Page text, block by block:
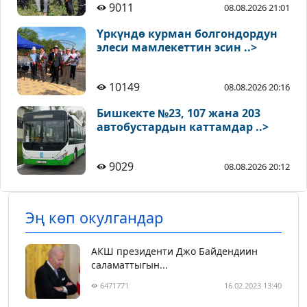
9011 08.08.2026 21:01
Үркүндө курман болгондордун
элеси мамлекеттин эсин ..>
10149 08.08.2026 20:16
Бишкекте №23, 107 жана 203
автобустардын каттамдар ..>
9029 08.08.2026 20:12
Эң көп окулгандар
АКШ президенти Джо Байдендиин
саламаттыгын...
6471771 16.02.2023 13:40